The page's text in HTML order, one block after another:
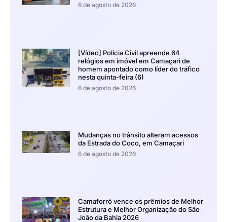
6 de agosto de 2026
[Vídeo] Polícia Civil apreende 64
relógios em imóvel em Camaçari de
homem apontado como líder do tráfico
nesta quinta-feira (6)
6 de agosto de 2026
Mudanças no trânsito alteram acessos
da Estrada do Coco, em Camaçari
6 de agosto de 2026
Camaforró vence os prêmios de Melhor
Estrutura e Melhor Organização do São
João da Bahia 2026